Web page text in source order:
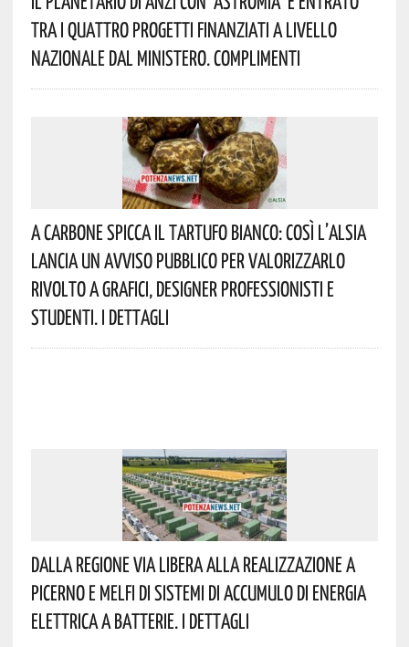
Tra I Quattro Progetti Finanziati A Livello
Nazionale Dal Ministero. Complimenti
A Carbone Spicca Il Tartufo Bianco: Così L’Alsia
Lancia Un Avviso Pubblico Per Valorizzarlo
Rivolto A Grafici, Designer Professionisti E
Studenti. I Dettagli
Dalla Regione Via Libera Alla Realizzazione A
Picerno E Melfi Di Sistemi Di Accumulo Di Energia
Elettrica A Batterie. I Dettagli